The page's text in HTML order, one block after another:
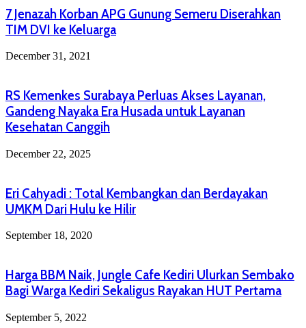
7 Jenazah Korban APG Gunung Semeru Diserahkan
TIM DVI ke Keluarga
December 31, 2021
RS Kemenkes Surabaya Perluas Akses Layanan,
Gandeng Nayaka Era Husada untuk Layanan
Kesehatan Canggih
December 22, 2025
Eri Cahyadi : Total Kembangkan dan Berdayakan
UMKM Dari Hulu ke Hilir
September 18, 2020
Harga BBM Naik, Jungle Cafe Kediri Ulurkan Sembako
Bagi Warga Kediri Sekaligus Rayakan HUT Pertama
September 5, 2022